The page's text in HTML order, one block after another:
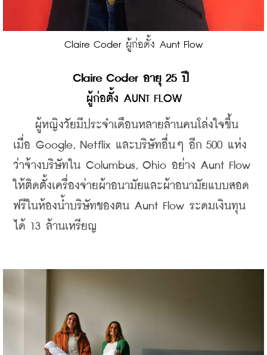
Claire Coder ผู้ก่อตั้ง Aunt Flow
Claire Coder อายุ 25 ปี
ผู้ก่อตั้ง AUNT FLOW
ผู้หญิงวัยมีประจำเดือนหลายล้านคนโล่งใจขึ้น
เมื่อ Google, Netflix และบริษัทอื่นๆ อีก 500 แห่ง
ว่าจ้างบริษัทใน Columbus, Ohio อย่าง Aunt Flow
ให้ติดตั้งเครื่องจ่ายผ้าอนามัยและผ้าอนามัยแบบสอด
ฟรีในห้องน้ำบริษัทของตน Aunt Flow ระดมเงินทุน
ได้ 13 ล้านเหรียญ